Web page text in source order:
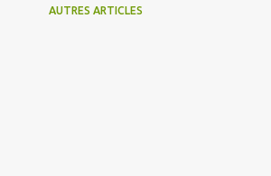
AUTRES ARTICLES